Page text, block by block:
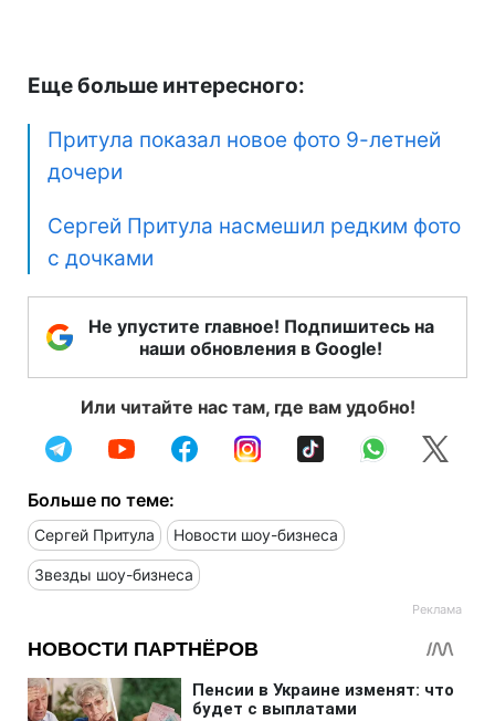
Еще больше интересного:
Притула показал новое фото 9-летней
дочери
Сергей Притула насмешил редким фото
с дочками
Не упустите главное! Подпишитесь на
наши обновления в Google!
Или читайте нас там, где вам удобно!
Больше по теме:
Сергей Притула Новости шоу-бизнеса
Звезды шоу-бизнеса